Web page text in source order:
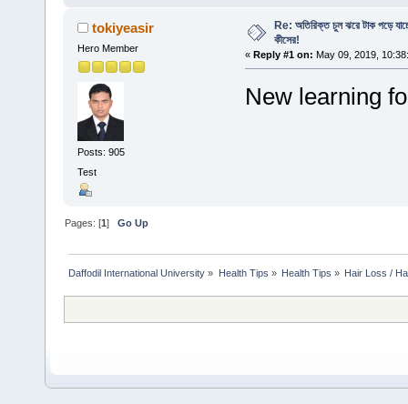
tokiyeasir
Hero Member
Posts: 905
Test
Re: অতিরিক্ত চুল ঝরে টাক পড়ে
কীসের!
« Reply #1 on: May 09, 2019,
New learning
Pages: [1]Go Up
Daffodil International University » Health Tips » Health Tips » Hair Loss /